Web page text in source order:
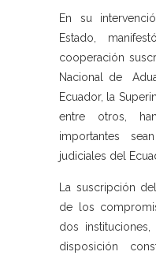
En su
Estado,
cooperación
Nacional de
Ecuador, la
entre otros,
importantes
judiciales del
La suscripción
de los
dos
disposición